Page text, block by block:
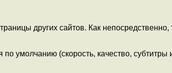
других сайтов. Как непосредственно,
умолчанию (скорость, качество, субтитры